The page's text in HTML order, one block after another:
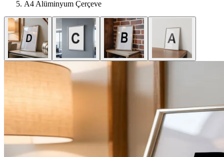
A4 Alüminyum Çerçeve